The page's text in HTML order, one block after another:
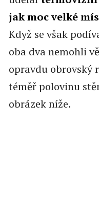
jak moc velké
Když se však
oba dva nemohli
opravdu obrovský
téměř polovinu
obrázek níže.